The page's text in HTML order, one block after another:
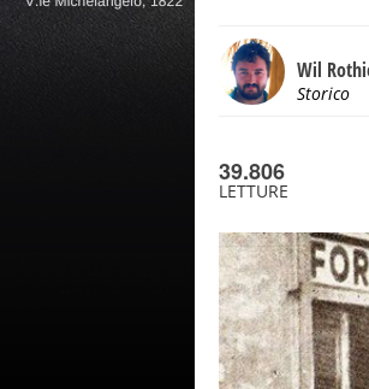
Wil
Storico
39.806
LETTURE